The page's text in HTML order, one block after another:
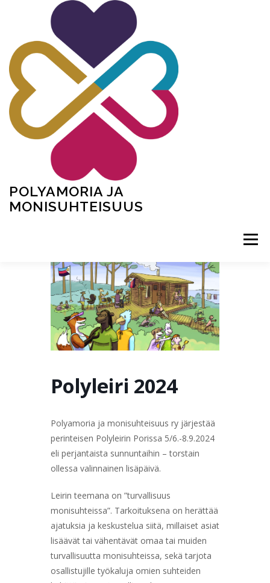
POLYAMORIA JA
MONISUHTEISUUS
Valikko
TERVETULOA TIETOA APUA VERTAISTOIMINTA
YHDISTYS KAUPPA YHTEYSTIEDOT PÅ SVENSKA
Polyleiri 2024
Polyamoria ja monisuhteisuus ry järjestää
perinteisen Polyleirin Porissa 5/6.-8.9.2024
eli perjantaista sunnuntaihin – torstain
ollessa valinnainen lisäpäivä.
Leirin teemana on ”turvallisuus
monisuhteissa”. Tarkoituksena on herättää
ajatuksia ja keskustelua siitä, millaiset asiat
lisäävät tai vähentävät omaa tai muiden
turvallisuutta monisuhteissa, sekä tarjota
osallistujille työkaluja omien suhteiden